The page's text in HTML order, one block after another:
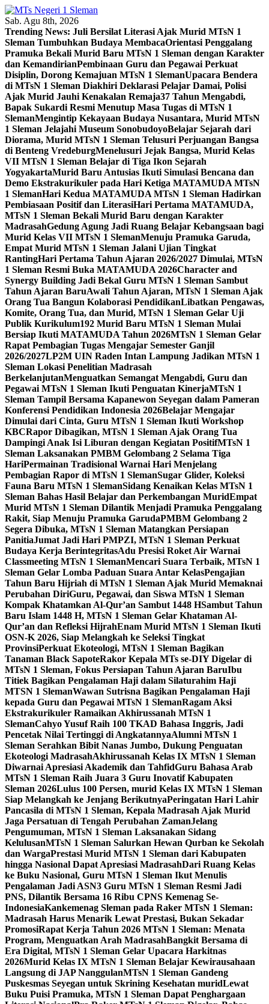
Skip
to
content
Sab. Agu 8th, 2026
Trending News: Juli Bersilat Literasi Ajak Murid MTsN 1
Sleman Tumbuhkan Budaya MembacaOrientasi Penggalang
Pramuka Bekali Murid Baru MTsN 1 Sleman dengan Karakter
dan KemandirianPembinaan Guru dan Pegawai Perkuat
Disiplin, Dorong Kemajuan MTsN 1 SlemanUpacara Bendera
di MTsN 1 Sleman Diakhiri Deklarasi Pelajar Damai, Polisi
Ajak Murid Jauhi Kenakalan Remaja37 Tahun Mengabdi,
Bapak Sukardi Resmi Menutup Masa Tugas di MTsN 1
SlemanMengintip Kekayaan Budaya Nusantara, Murid MTsN
1 Sleman Jelajahi Museum SonobudoyoBelajar Sejarah dari
Diorama, Murid MTsN 1 Sleman Telusuri Perjuangan Bangsa
di Benteng VredeburgMenelusuri Jejak Bangsa, Murid Kelas
VII MTsN 1 Sleman Belajar di Tiga Ikon Sejarah
YogyakartaMurid Baru Antusias Ikuti Simulasi Bencana dan
Demo Ekstrakurikuler pada Hari Ketiga MATAMUDA MTsN
1 SlemanHari Kedua MATAMUDA MTsN 1 Sleman Hadirkan
Pembiasaan Positif dan LiterasiHari Pertama MATAMUDA,
MTsN 1 Sleman Bekali Murid Baru dengan Karakter
MadrasahGedung Agung Jadi Ruang Belajar Kebangsaan bagi
Murid Kelas VII MTsN 1 SlemanMenuju Pramuka Garuda,
Empat Murid MTsN 1 Sleman Jalani Ujian Tingkat
RantingHari Pertama Tahun Ajaran 2026/2027 Dimulai, MTsN
1 Sleman Resmi Buka MATAMUDA 2026Character and
Synergy Building Jadi Bekal Guru MTsN 1 Sleman Sambut
Tahun Ajaran BaruAwali Tahun Ajaran, MTsN 1 Sleman Ajak
Orang Tua Bangun Kolaborasi PendidikanLibatkan Pengawas,
Komite, Orang Tua, dan Murid, MTsN 1 Sleman Gelar Uji
Publik Kurikulum192 Murid Baru MTsN 1 Sleman Mulai
Bersiap Ikuti MATAMUDA Tahun 2026MTsN 1 Sleman Gelar
Rapat Pembagian Tugas Mengajar Semester Ganjil
2026/2027LP2M UIN Raden Intan Lampung Jadikan MTsN 1
Sleman Lokasi Penelitian Madrasah
BerkelanjutanMenguatkan Semangat Mengabdi, Guru dan
Pegawai MTsN 1 Sleman Ikuti Penguatan KinerjaMTsN 1
Sleman Tampil Bersama Kapanewon Seyegan dalam Pameran
Konferensi Pendidikan Indonesia 2026Belajar Mengajar
Dimulai dari Cinta, Guru MTsN 1 Sleman Ikuti Workshop
KBCRapor Dibagikan, MTsN 1 Sleman Ajak Orang Tua
Dampingi Anak Isi Liburan dengan Kegiatan PositifMTsN 1
Sleman Laksanakan PMBM Gelombang 2 Selama Tiga
HariPermainan Tradisional Warnai Hari Menjelang
Pembagian Rapor di MTsN 1 SlemanSugar Glider, Koleksi
Fauna Baru MTsN 1 SlemanSidang Kenaikan Kelas MTsN 1
Sleman Bahas Hasil Belajar dan Perkembangan MuridEmpat
Murid MTsN 1 Sleman Dilantik Menjadi Pramuka Penggalang
Rakit, Siap Menuju Pramuka GarudaPMBM Gelombang 2
Segera Dibuka, MTsN 1 Sleman Matangkan Persiapan
PanitiaJumat Jadi Hari PMPZI, MTsN 1 Sleman Perkuat
Budaya Kerja BerintegritasAdu Presisi Roket Air Warnai
Classmeeting MTsN 1 SlemanMencari Suara Terbaik, MTsN 1
Sleman Gelar Lomba Paduan Suara Antar KelasPengajian
Tahun Baru Hijriah di MTsN 1 Sleman Ajak Murid Memaknai
Perubahan DiriGuru, Pegawai, dan Siswa MTsN 1 Sleman
Kompak Khatamkan Al-Qur’an Sambut 1448 HSambut Tahun
Baru Islam 1448 H, MTsN 1 Sleman Gelar Khataman Al-
Qur’an dan Refleksi HijrahEnam Murid MTsN 1 Sleman Ikuti
OSN-K 2026, Siap Melangkah ke Seleksi Tingkat
ProvinsiPerkuat Ekoteologi, MTsN 1 Sleman Bagikan
Tanaman Black SapoteRakor Kepala MTs se-DIY Digelar di
MTsN 1 Sleman, Fokus Persiapan Tahun Ajaran BaruIbu
Titiek Bagikan Pengalaman Haji dalam Silaturahim Haji
MTSN 1 SlemanWawan Sutrisna Bagikan Pengalaman Haji
kepada Guru dan Pegawai MTsN 1 SlemanRagam Aksi
Ekstrakurikuler Ramaikan Akhirussanah MTsN 1
SlemanCahyo Yusuf Raih 100 TKAD Bahasa Inggris, Jadi
Pencetak Nilai Tertinggi di AngkatannyaAlumni MTsN 1
Sleman Serahkan Bibit Nanas Jumbo, Dukung Penguatan
Ekoteologi MadrasahAkhirussanah Kelas IX MTsN 1 Sleman
Diwarnai Apresiasi Akademik dan TahfidGuru Bahasa Arab
MTsN 1 Sleman Raih Juara 3 Guru Inovatif Kabupaten
Sleman 2026Lulus 100 Persen, murid Kelas IX MTsN 1 Sleman
Siap Melangkah ke Jenjang BerikutnyaPeringatan Hari Lahir
Pancasila di MTsN 1 Sleman, Kepala Madrasah Ajak Murid
Jaga Persatuan di Tengah Perubahan ZamanJelang
Pengumuman, MTsN 1 Sleman Laksanakan Sidang
KelulusanMTsN 1 Sleman Salurkan Hewan Qurban ke Sekolah
dan WargaPrestasi Murid MTsN 1 Sleman dari Kabupaten
hingga Nasional Dapat Apresiasi MadrasahDari Ruang Kelas
ke Buku Nasional, Guru MTsN 1 Sleman Ikut Menulis
Pengalaman Jadi ASN3 Guru MTsN 1 Sleman Resmi Jadi
PNS, Dilantik Bersama 16 Ribu CPNS Kemenag Se-
IndonesiaKankemenag Sleman pada Raker MTsN 1 Sleman:
Madrasah Harus Menarik Lewat Prestasi, Bukan Sekadar
PromosiRapat Kerja Tahun 2026 MTsN 1 Sleman: Menata
Program, Menguatkan Arah MadrasahBangkit Bersama di
Era Digital, MTsN 1 Sleman Gelar Upacara Harkitnas
2026Murid Kelas IX MTsN 1 Sleman Belajar Kewirausahaan
Langsung di JAP NanggulanMTsN 1 Sleman Gandeng
Puskesmas Seyegan untuk Skrining Kesehatan muridLewat
Buku Puisi Pramuka, MTsN 1 Sleman Dapat Penghargaan